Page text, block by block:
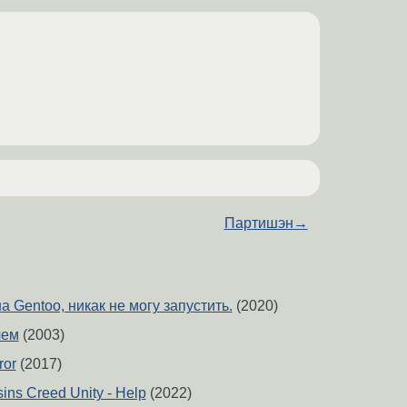
Партишэн →
Gentoo, никак не могу запустить. (2020)
(2003)
(2017)
Creed Unity - Help(2022)